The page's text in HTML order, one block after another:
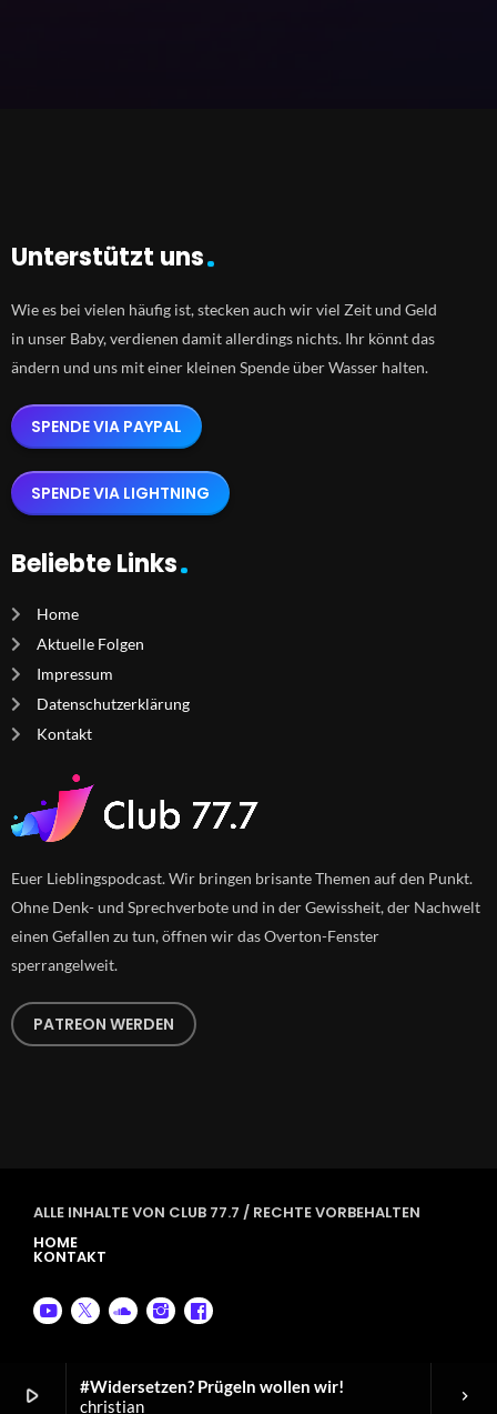
play_arrow
#Widersetzen? Prügeln wollen wir!
christian
keyboard_arrow_right
Unterstützt uns
Wie es bei vielen häufig ist, stecken auch wir viel Zeit und Geld
in unser Baby, verdienen damit allerdings nichts. Ihr könnt das
ändern und uns mit einer kleinen Spende über Wasser halten.
SPENDE VIA PAYPAL
SPENDE VIA LIGHTNING
Beliebte Links
Home
Aktuelle Folgen
Impressum
Datenschutzerklärung
Kontakt
Euer Lieblingspodcast. Wir bringen brisante Themen auf den Punkt.
Ohne Denk- und Sprechverbote und in der Gewissheit, der Nachwelt
einen Gefallen zu tun, öffnen wir das Overton-Fenster
sperrangelweit.
PATREON WERDEN
ALLE INHALTE VON CLUB 77.7 / RECHTE VORBEHALTEN
HOME
KONTAKT